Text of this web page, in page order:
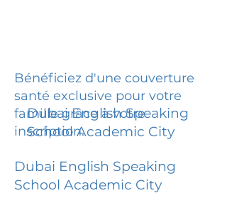
Bénéficiez d'une couverture
santé exclusive pour votre
famille grâce à votre
inscription.
Dubai English Speaking
School Academic City
Dubai English Speaking
School Academic City